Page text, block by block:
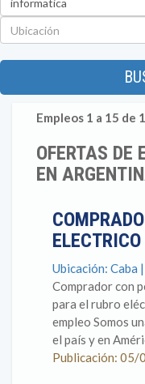
Empleos 1 a 15 de
OFERTAS DE
EN
Ubicación: Caba
Comprador con
para el rubro
empleo Somos
el país y en
Publicación: 05/